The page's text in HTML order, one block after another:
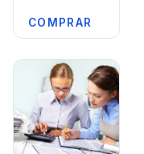
COMPRAR